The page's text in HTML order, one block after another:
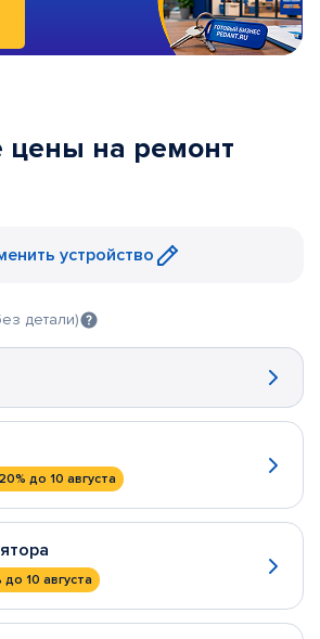
цены на ремонт
устройство
детали)
до 10 августа
до 10 августа